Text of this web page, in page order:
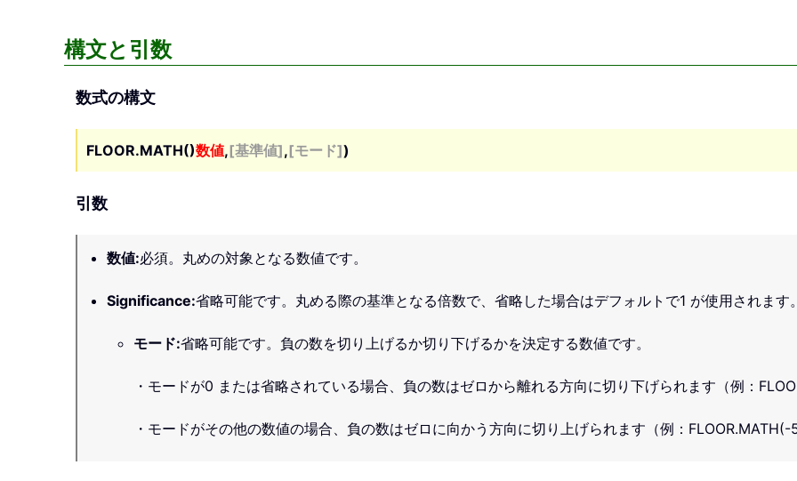
構文と引数
数式の構文
FLOOR.MATH()数値,[基準値],[モード])
引数
数値:必須。丸めの対象となる数値です。
Significance:省略可能です。丸める際の基準となる倍数で、省略した場合はデフォルトで1 が使用されま
モード:省略可能です。負の数を切り上げるか切り下げるかを決定する数値です。
・モードが0 または省略されている場合、負の数はゼロから離れる方向に切り下げられます（例：
・モードがその他の数値の場合、負の数はゼロに向かう方向に切り上げられます（例：